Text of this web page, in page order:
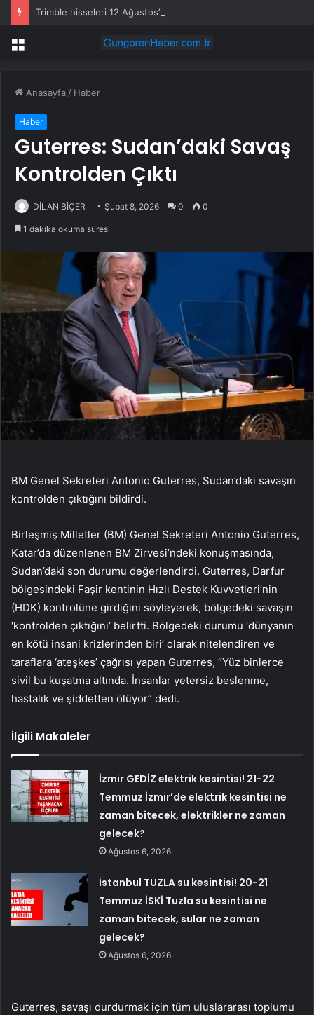
Trimble hisseleri 12 Ağustos’taki kârda %6 hareket edebilir
Menü
Anasayfa / Haber
Haber
Guterres: Sudan’daki Savaş
Kontrolden Çıktı
DİLAN BİÇER Şubat 8, 2026 0 0
1 dakika okuma süresi
BM Genel Sekreteri Antonio Guterres, Sudan’daki savaşın
kontrolden çıktığını bildirdi.
Birleşmiş Milletler (BM) Genel Sekreteri Antonio Guterres,
Katar’da düzenlenen BM Zirvesi’ndeki konuşmasında,
Sudan’daki son durumu değerlendirdi. Guterres, Darfur
bölgesindeki Faşir kentinin Hızlı Destek Kuvvetleri’nin
(HDK) kontrolüne girdiğini söyleyerek, bölgedeki savaşın
‘kontrolden çıktığını’ belirtti. Bölgedeki durumu ‘dünyanın
en kötü insani krizlerinden biri’ olarak nitelendiren ve
taraflara ‘ateşkes’ çağrısı yapan Guterres, “Yüz binlerce
sivil bu kuşatma altında. İnsanlar yetersiz beslenme,
hastalık ve şiddetten ölüyor” dedi.
İlgili Makaleler
İzmir GEDİZ elektrik kesintisi! 21-22
Temmuz İzmir’de elektrik kesintisi ne
zaman bitecek, elektrikler ne zaman
gelecek?
Ağustos 6, 2026
İstanbul TUZLA su kesintisi! 20-21
Temmuz İSKİ Tuzla su kesintisi ne
zaman bitecek, sular ne zaman
gelecek?
Ağustos 6, 2026
Guterres, savaşı durdurmak için tüm uluslararası toplumu